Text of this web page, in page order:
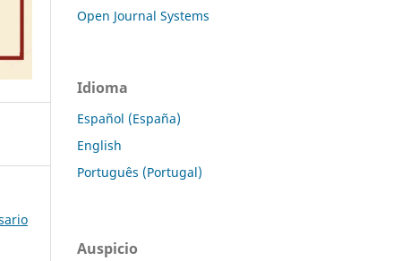
Open Journal Systems
Idioma
Español (España)
English
Português (Portugal)
Auspicio